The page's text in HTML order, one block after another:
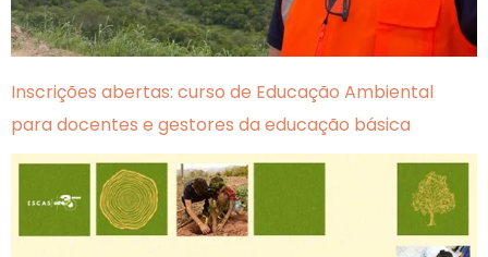
Inscrições abertas: curso de Educação Ambiental
para docentes e gestores da educação básica